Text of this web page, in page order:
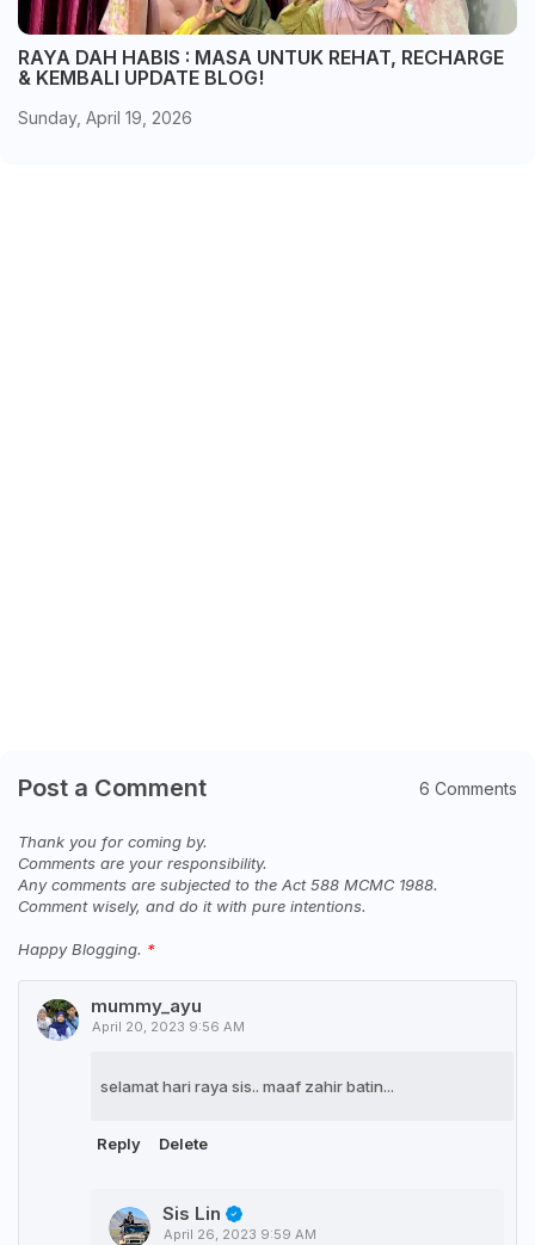
RAYA DAH HABIS : MASA UNTUK REHAT, RECHARGE
& KEMBALI UPDATE BLOG!
Sunday, April 19, 2026
Post a Comment 6 Comments
Thank you for coming by.
Comments are your responsibility.
Any comments are subjected to the Act 588 MCMC 1988.
Comment wisely, and do it with pure intentions.
Happy Blogging.
mummy_ayu
April 20, 2023 9:56 AM
selamat hari raya sis.. maaf zahir batin...
Reply Delete
Sis Lin
April 26, 2023 9:59 AM